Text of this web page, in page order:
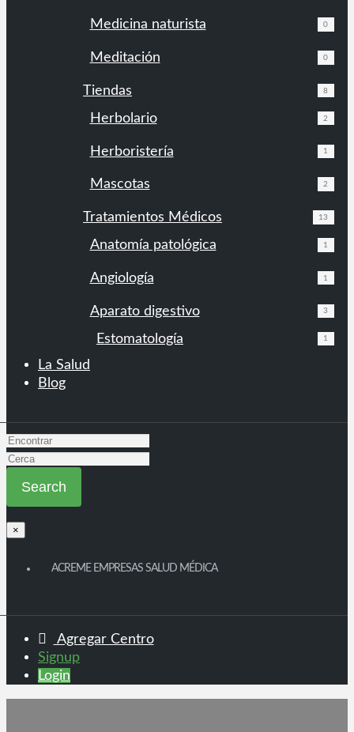
Medicina naturista 0
Meditación 0
Tiendas 8
Herbolario 2
Herboristería 1
Mascotas 2
Tratamientos Médicos 13
Anatomía patológica 1
Angiología 1
Aparato digestivo 3
Estomatología 1
La Salud
Blog
×
ACREME EMPRESAS SALUD MÉDICA
Agregar Centro
Signup
Login